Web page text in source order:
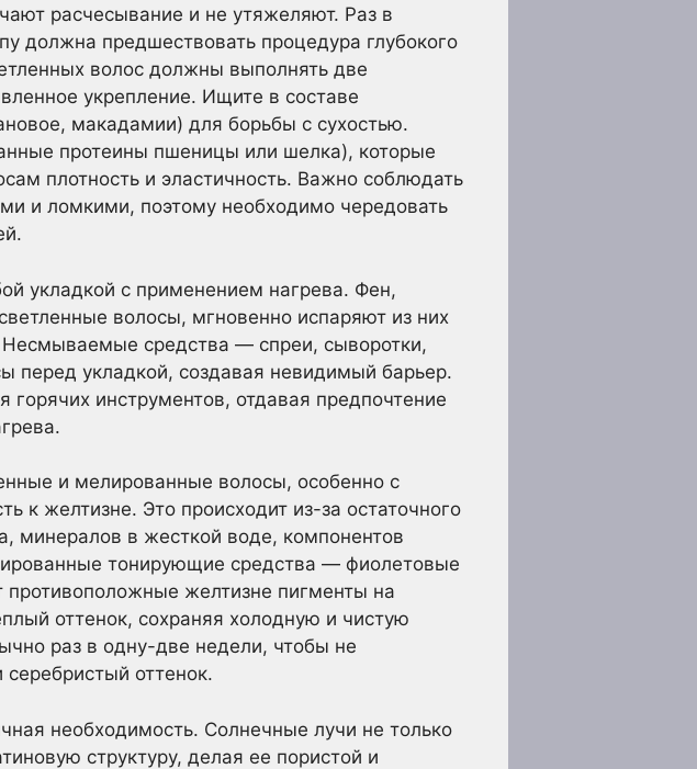
расчесывание и не утяжеляют. Раз в
должна предшествовать процедура глубокого
волос должны выполнять две
укрепление. Ищите в составе
макадамии) для борьбы с сухостью.
протеины пшеницы или шелка), которые
плотность и эластичность. Важно соблюдать
и ломкими, поэтому необходимо чередовать
укладкой с применением нагрева. Фен,
волосы, мгновенно испаряют из них
средства — спреи, сыворотки,
укладкой, создавая невидимый барьер.
горячих инструментов, отдавая предпочтение
и мелированные волосы, особенно с
к желтизне. Это происходит из-за остаточного
минералов в жесткой воде, компонентов
тонирующие средства — фиолетовые
желтизне пигменты на
оттенок, сохраняя холодную и чистую
раз в одну-две недели, чтобы не
оттенок.
необходимость. Солнечные лучи не только
структуру, делая ее пористой и